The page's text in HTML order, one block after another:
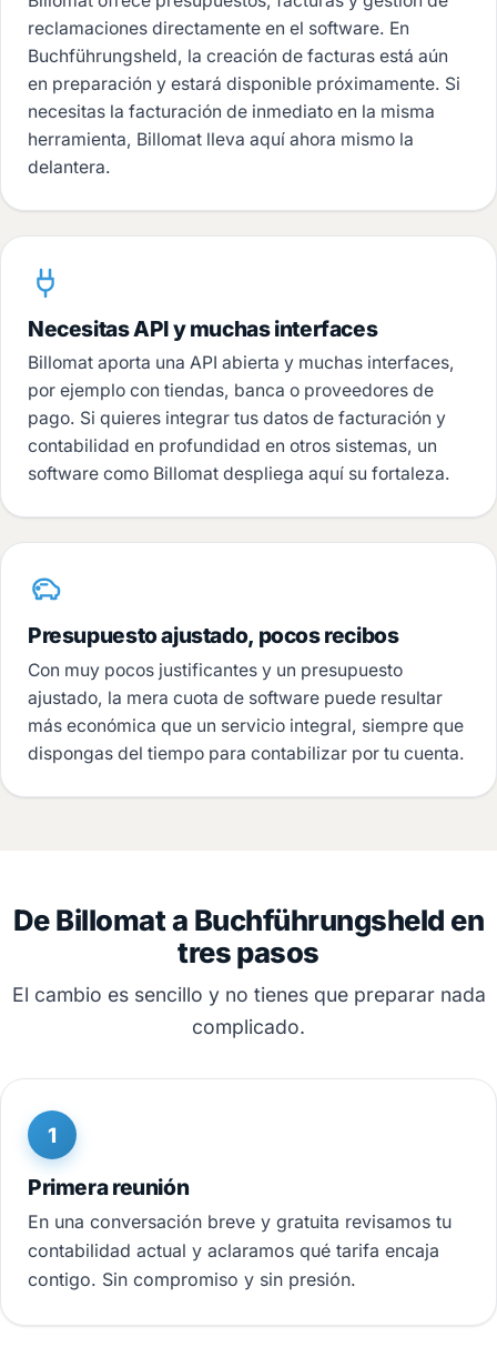
reclamaciones directamente en el software. En
Buchführungsheld, la creación de facturas está aún
en preparación y estará disponible próximamente. Si
necesitas la facturación de inmediato en la misma
herramienta, Billomat lleva aquí ahora mismo la
delantera.
Necesitas API y muchas interfaces
Billomat aporta una API abierta y muchas interfaces,
por ejemplo con tiendas, banca o proveedores de
pago. Si quieres integrar tus datos de facturación y
contabilidad en profundidad en otros sistemas, un
software como Billomat despliega aquí su fortaleza.
Presupuesto ajustado, pocos recibos
Con muy pocos justificantes y un presupuesto
ajustado, la mera cuota de software puede resultar
más económica que un servicio integral, siempre que
dispongas del tiempo para contabilizar por tu cuenta.
De Billomat a Buchführungsheld en
tres pasos
El cambio es sencillo y no tienes que preparar nada
complicado.
1
Primera reunión
En una conversación breve y gratuita revisamos tu
contabilidad actual y aclaramos qué tarifa encaja
contigo. Sin compromiso y sin presión.